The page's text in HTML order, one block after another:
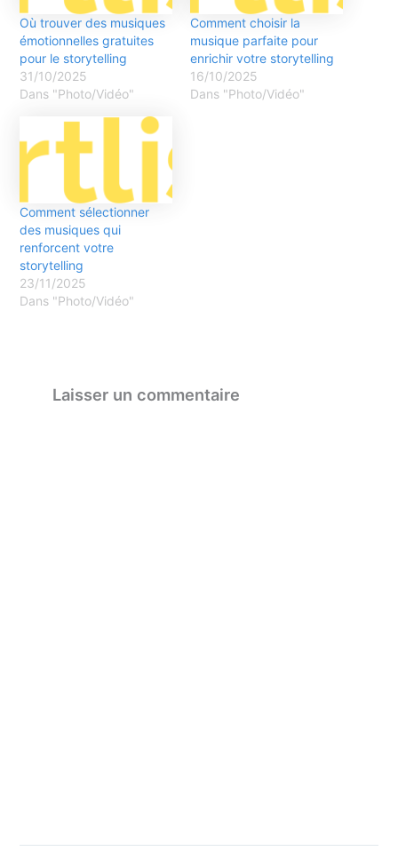
Où trouver des musiques
émotionnelles gratuites
pour le storytelling
31/10/2025
Dans "Photo/Vidéo"
Comment choisir la
musique parfaite pour
enrichir votre storytelling
16/10/2025
Dans "Photo/Vidéo"
Comment sélectionner
des musiques qui
renforcent votre
storytelling
23/11/2025
Dans "Photo/Vidéo"
Laisser un commentaire